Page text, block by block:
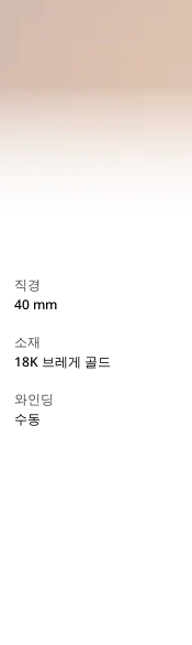
직경
40 mm
소재
18K 브레게 골드
와인딩
수동